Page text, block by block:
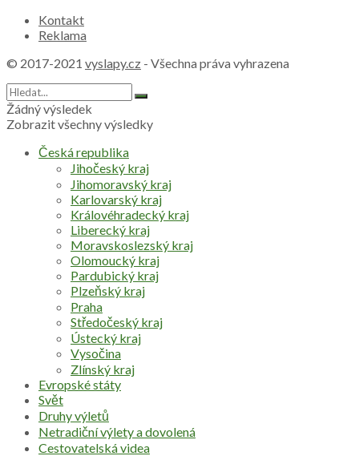
Kontakt
Reklama
© 2017-2021 vyslapy.cz - Všechna práva vyhrazena
Žádný výsledek
Zobrazit všechny výsledky
Česká republika
Jihočeský kraj
Jihomoravský kraj
Karlovarský kraj
Královéhradecký kraj
Liberecký kraj
Moravskoslezský kraj
Olomoucký kraj
Pardubický kraj
Plzeňský kraj
Praha
Středočeský kraj
Ústecký kraj
Vysočina
Zlínský kraj
Evropské státy
Svět
Druhy výletů
Netradiční výlety a dovolená
Cestovatelská videa